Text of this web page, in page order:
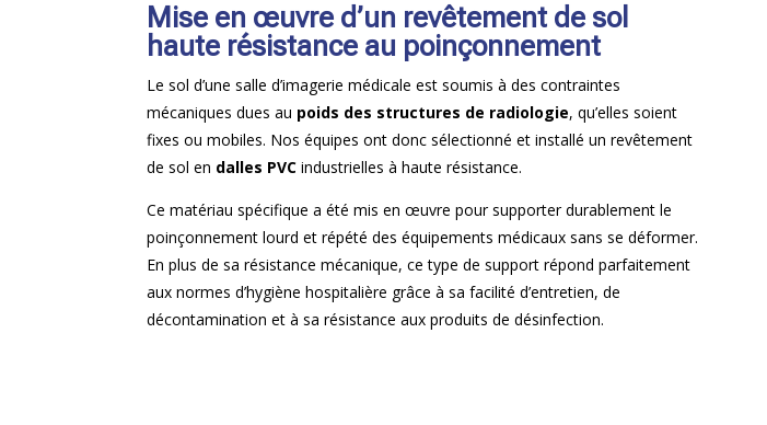
Mise en œuvre d’un revêtement de sol
haute résistance au poinçonnement
Le sol d’une salle d’imagerie médicale est soumis à des contraintes
mécaniques dues au poids des structures de radiologie, qu’elles soient
fixes ou mobiles. Nos équipes ont donc sélectionné et installé un revêtement
de sol en dalles PVC industrielles à haute résistance.
Ce matériau spécifique a été mis en œuvre pour supporter durablement le
poinçonnement lourd et répété des équipements médicaux sans se déformer.
En plus de sa résistance mécanique, ce type de support répond parfaitement
aux normes d’hygiène hospitalière grâce à sa facilité d’entretien, de
décontamination et à sa résistance aux produits de désinfection.